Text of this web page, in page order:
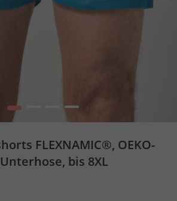
1 4
FLEXNAMIC®, OEKO-
bis 8XL